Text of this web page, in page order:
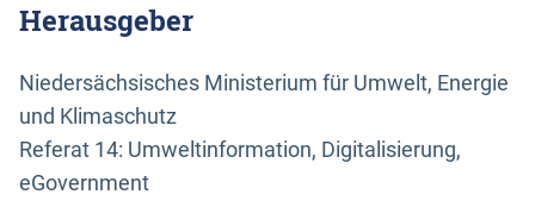
Herausgeber
Niedersächsisches Ministerium für Umwelt, Energie
und Klimaschutz
Referat 14: Umweltinformation, Digitalisierung,
eGovernment